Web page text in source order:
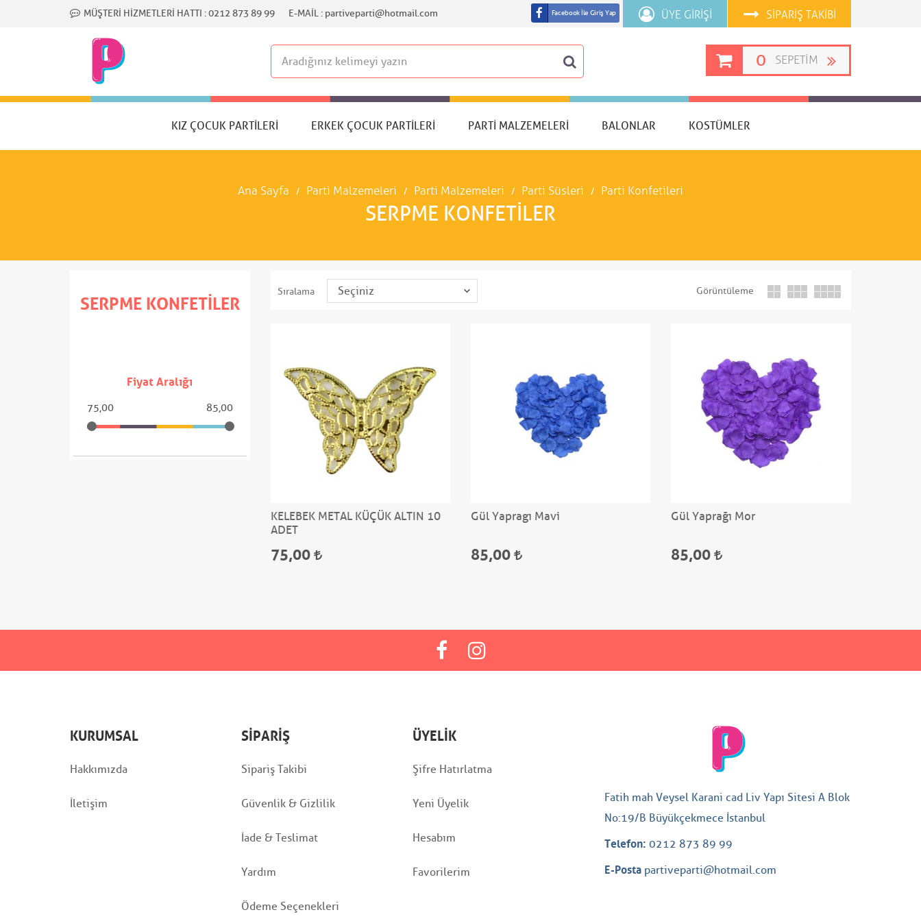
MÜŞTERI HIZMETLERI HATTI :0212 873 89 99 E-MAIL : partiveparti@hotmail.com SIPARIŞ TAKIBI
ÜYE GIRIŞI
Facebook İle Giriş Yap
0 SEPETIM
KIZ ÇOCUK PARTILERI ERKEK ÇOCUK PARTILERI PARTI MALZEMELERI BALONLAR KOSTÜMLER
Ana Sayfa Parti Malzemeleri Parti Malzemeleri Parti Süsleri Parti Konfetileri
SERPME KONFETILER
SERPME KONFETILER
Fiyat Aralığı
75,00 85,00
Sıralama Görüntüleme
KELEBEK METAL KÜÇÜK ALTIN 10
ADET
75,00
Gül Yapragı Mavi
85,00
Gül Yaprağı Mor
85,00
KURUMSAL
Hakkımızda
İletişim
SIPARIŞ
Sipariş Takibi
Güvenlik & Gizlilik
İade & Teslimat
Yardım
Ödeme Seçenekleri
ÜYELIK
Şifre Hatırlatma
Yeni Üyelik
Hesabım
Favorilerim
Fatih mah Veysel Karani cad Liv Yapı Sitesi A Blok
No:19/B Büyükçekmece İstanbul
Telefon: 0212 873 89 99
E-Posta partiveparti@hotmail.com